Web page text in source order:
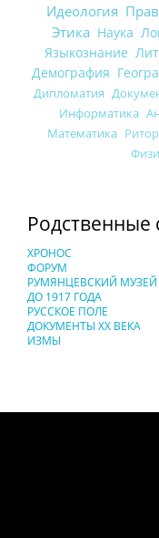
Идеология
Этика Наука
Языкознание
Демография
Дипломатия
Информатика
Математика
Родственные
ХРОНОС
ФОРУМ
РУМЯНЦЕВСКИЙ МУЗЕЙ
ДО 1917 ГОДА
РУССКОЕ ПОЛЕ
ДОКУМЕНТЫ XX ВЕКА
ИЗМЫ